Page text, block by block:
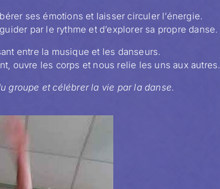
ses émotions et laisser circuler l’énergie.
par le rythme et d’explorer sa propre danse.
entre la musique et les danseurs.
ouvre les corps et nous relie les uns aux autres.
groupe et célébrer la vie par la danse.